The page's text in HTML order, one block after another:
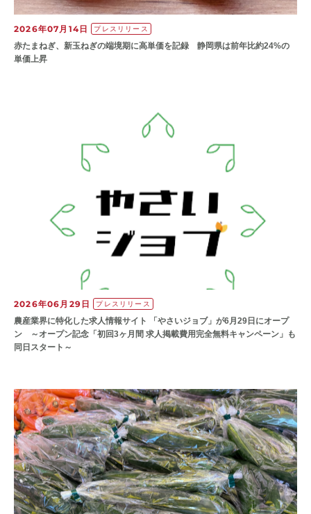
2026年07月14日 プレスリリース
赤たまねぎ、新玉ねぎの端境期に高単価を記録 静岡県は前年比約24%の
単価上昇
2026年06月29日 プレスリリース
農産業界に特化した求人情報サイト 「やさいジョブ」が6月29日にオープ
ン ～オープン記念「初回3ヶ月間 求人掲載費用完全無料キャンペーン」も
同日スタート～